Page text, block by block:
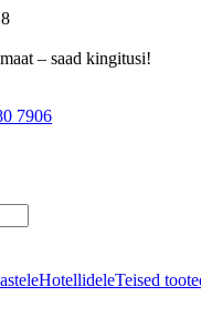
– saad kingitusi!
7906
HotellideleTeised